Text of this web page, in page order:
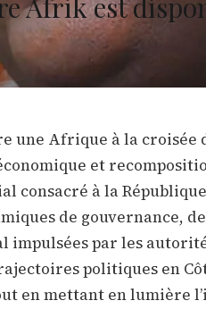
une Afrique à la croisée
et
consacré à la
de gouvernance,
par les
politiques en
en mettant en lumière